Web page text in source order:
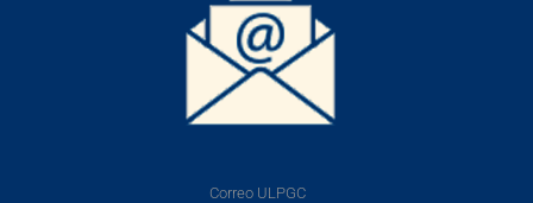
Correo ULPGC